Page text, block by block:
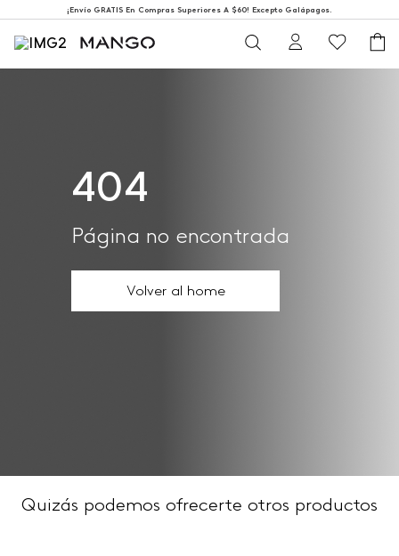
¡Envío GRATIS En Compras Superiores A $60! Excepto Galápagos.
404
Página no encontrada
Volver al home
Quizás podemos ofrecerte otros productos